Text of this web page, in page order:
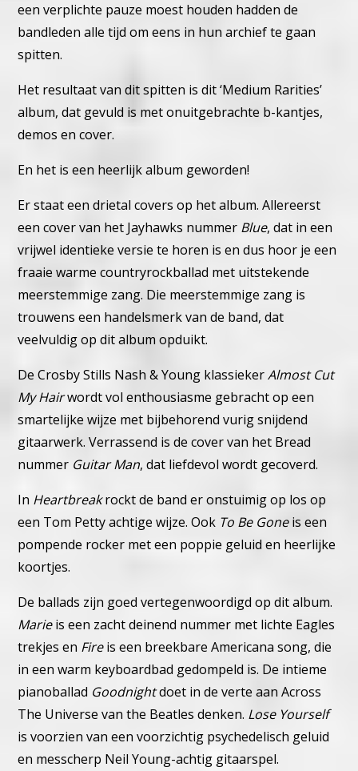
een verplichte pauze moest houden hadden de
bandleden alle tijd om eens in hun archief te gaan
spitten.
Het resultaat van dit spitten is dit ‘Medium Rarities’
album, dat gevuld is met onuitgebrachte b-kantjes,
demos en cover.
En het is een heerlijk album geworden!
Er staat een drietal covers op het album. Allereerst
een cover van het Jayhawks nummer Blue, dat in een
vrijwel identieke versie te horen is en dus hoor je een
fraaie warme countryrockballad met uitstekende
meerstemmige zang. Die meerstemmige zang is
trouwens een handelsmerk van de band, dat
veelvuldig op dit album opduikt.
De Crosby Stills Nash & Young klassiekerAlmost Cut
My Hairwordt vol enthousiasme gebracht op een
smartelijke wijze met bijbehorend vurig snijdend
gitaarwerk.Verrassend is de cover van het Bread
nummer Guitar Man, dat liefdevol wordt gecoverd.
In Heartbreakrockt de band er onstuimig op los op
een Tom Petty achtige wijze.Ook To Be Goneis een
pompende rocker met een poppie geluid en heerlijke
koortjes.
De ballads zijn goed vertegenwoordigd op dit album.
Marieis een zacht deinend nummer met lichte Eagles
trekjes en Fireis een breekbare Americana song, die
in een warm keyboardbad gedompeld is. De intieme
pianoballad Goodnightdoet in de verte aan Across
The Universe van the Beatles denken. Lose Yourself
is voorzien van een voorzichtig psychedelisch geluid
en messcherp Neil Young-achtig gitaarspel.